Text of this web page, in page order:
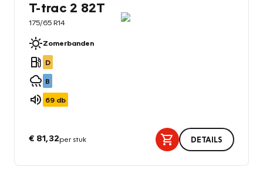
T-trac 2 82T
175/65 R14
Zomerbanden
D
B
69 db
€ 81,32per stuk DETAILS